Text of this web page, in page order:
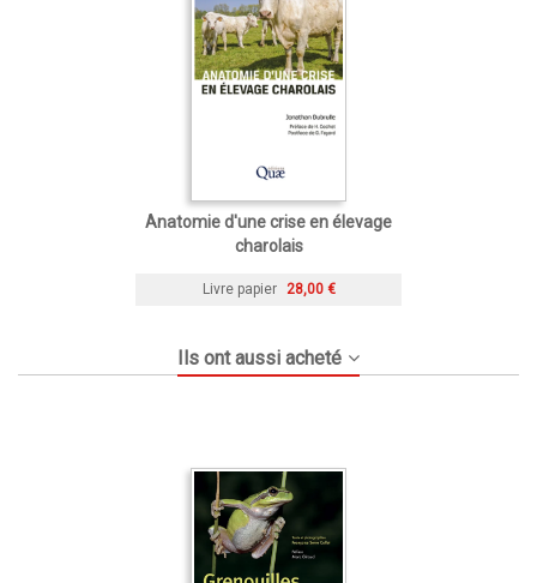
Anatomie d'une crise en élevage
charolais
Livre papier 28,00 €
Ils ont aussi acheté